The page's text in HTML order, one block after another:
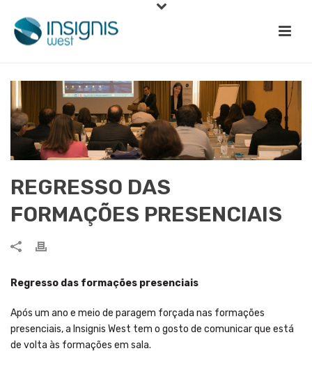
REGRESSO DAS
FORMAÇÕES PRESENCIAIS
Regresso das formações presenciais
Após um ano e meio de paragem forçada nas formações
presenciais, a Insignis West tem o gosto de comunicar que está
de volta às formações em sala.